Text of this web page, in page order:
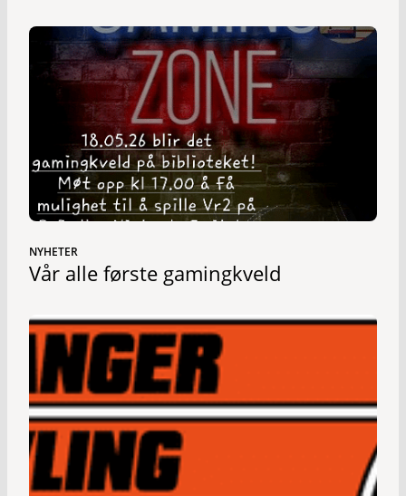
NYHETER
Vår alle første gamingkveld